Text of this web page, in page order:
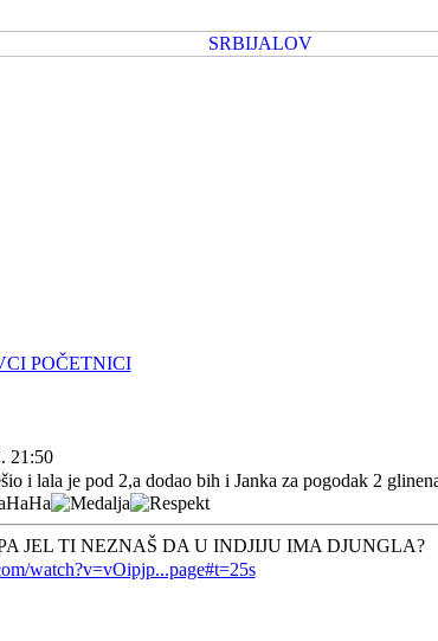
POČETNICI
21:50
i lala je pod 2,a dodao bih i Janka za pogodak 2
JEL TI NEZNAŠ DA U INDJIJU IMA DJUNGLA?
watch?v=vOipjp...page#t=25s